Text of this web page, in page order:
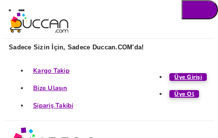
Sadece Sizin İçin, Sadece Duccan.COM'da!
Üye Girişi
Üye Ol
Kargo Takip
Bize Ulaşın
Sipariş Takibi